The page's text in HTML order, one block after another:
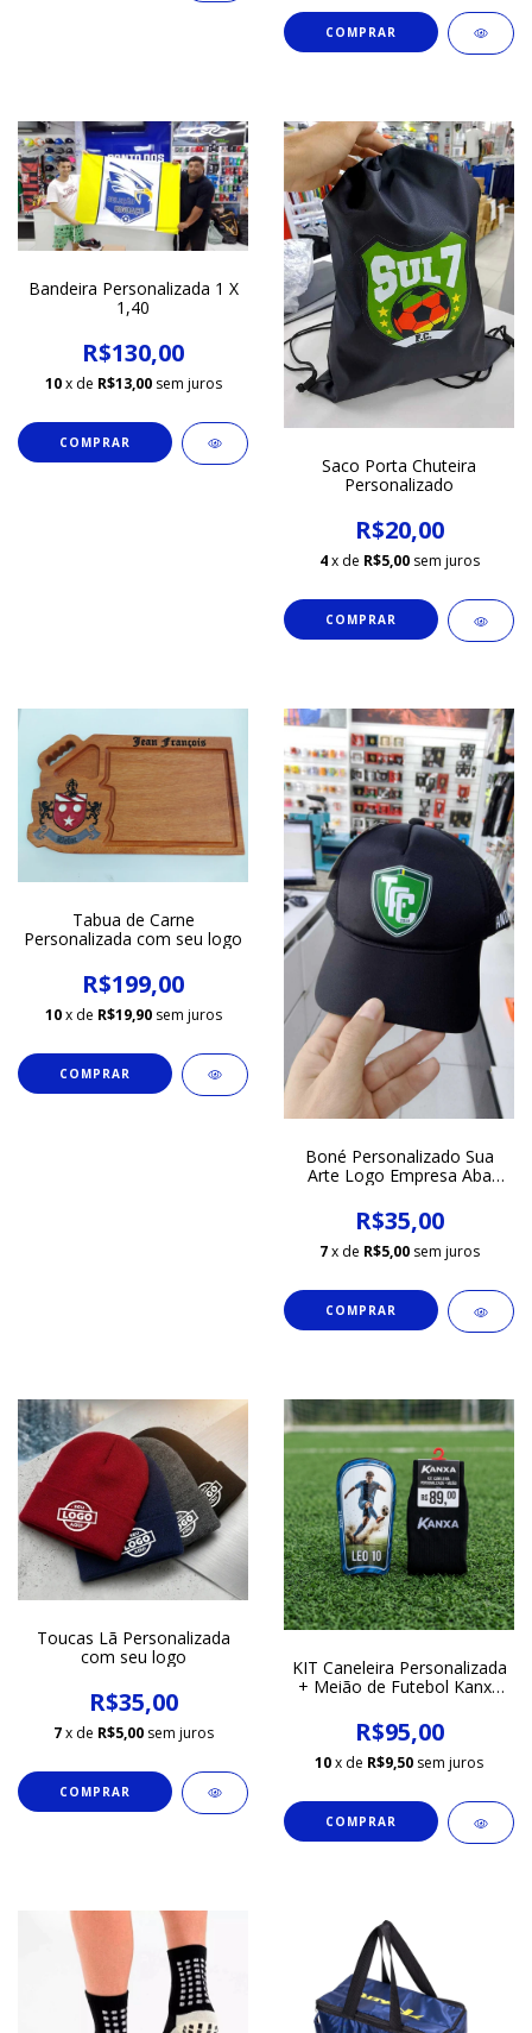
COMPRAR
Bandeira Personalizada 1 X
1,40
R$130,00
10 x de R$13,00 sem juros
Saco Porta Chuteira
Personalizado
R$20,00
4 x de R$5,00 sem juros
Tabua de Carne
Personalizada com seu logo
R$199,00
10 x de R$19,90 sem juros
Boné Personalizado Sua
Arte Logo Empresa Aba
R$35,00
7 x de R$5,00 sem juros
Toucas Lã Personalizada
com seu logo
R$35,00
7 x de R$5,00 sem juros
KIT Caneleira Personalizada
+ Meião de Futebol Kanxa
R$95,00
10x de R$9,50 sem juros